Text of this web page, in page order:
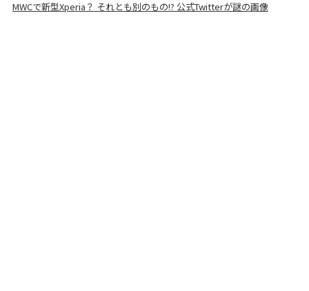
MWCで新型Xperia？ それとも別のもの!? 公式Twitterが謎の画像